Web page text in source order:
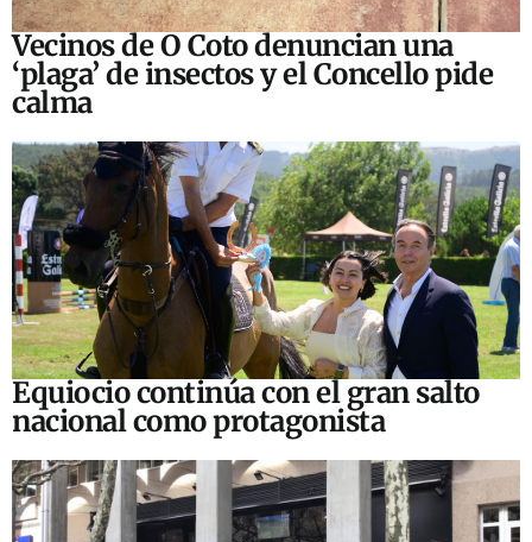
Vecinos de O Coto denuncian una
‘plaga’ de insectos y el Concello pide
calma
Equiocio continúa con el gran salto
nacional como protagonista